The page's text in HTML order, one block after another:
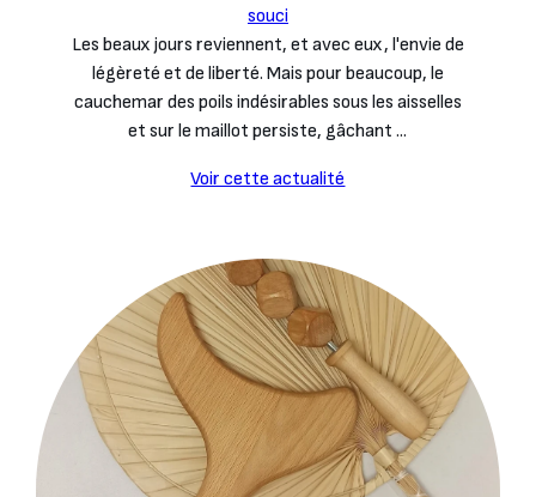
souci
Les beaux jours reviennent, et avec eux, l'envie de
légèreté et de liberté. Mais pour beaucoup, le
cauchemar des poils indésirables sous les aisselles
et sur le maillot persiste, gâchant ...
Voir cette actualité